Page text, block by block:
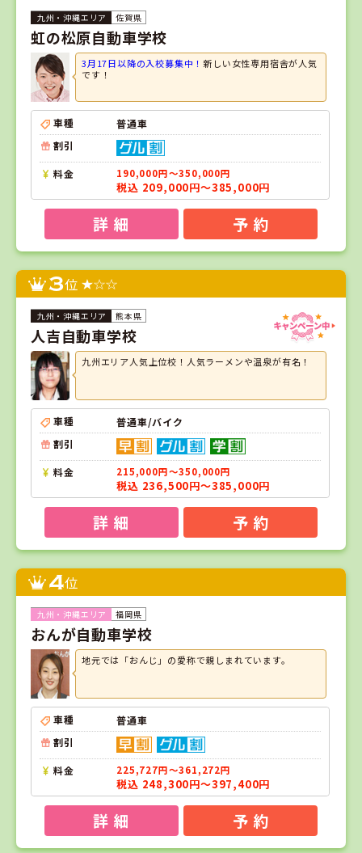
佐賀県
虹の松原自動車学校
3月17日以降の入校募集中！新しい女性専用宿舎が人気
です！
車種
普通車
割引
料金 190,000円～350,000円
税込 209,000円～385,000円
詳 細 予 約
3位
熊本県
人吉自動車学校
九州エリア人気上位校！人気ラーメンや温泉が有名！
車種
普通車/バイク
割引
料金 215,000円～350,000円
税込 236,500円～385,000円
詳 細 予 約
4位
福岡県
おんが自動車学校
地元では「おんじ」の愛称で親しまれています。
車種
普通車
割引
料金 225,727円～361,272円
税込 248,300円～397,400円
詳 細 予 約